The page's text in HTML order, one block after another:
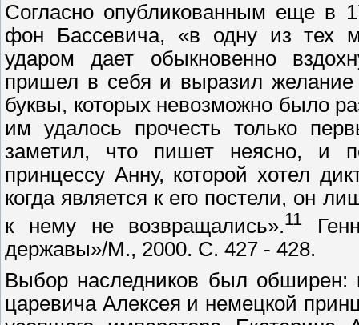
Согласно опубликованным еще в
фон Бассевича, «в одну из тех
ударом дает обыкновенно
пришел в себя и выразил желание
буквы, которых невозможно было
им удалось прочесть только
заметил, что пишет неясно, и
принцессу Анну, которой хотел
когда является к его постели, он
к нему не возвращались».11
державы»/М., 2000. С. 427 - 428.
Выбор наследников был обширен:
царевича Алексея и немецкой